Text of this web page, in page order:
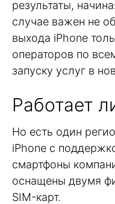
результаты,
случае важен не
выхода iPhone
операторов по
запуску услуг в
Работает
Но есть один
iPhone с
смартфоны
оснащены двумя
SIM-карт.